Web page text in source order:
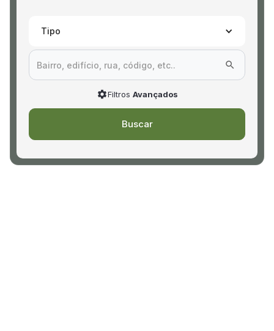
Tipo
Filtros Avançados